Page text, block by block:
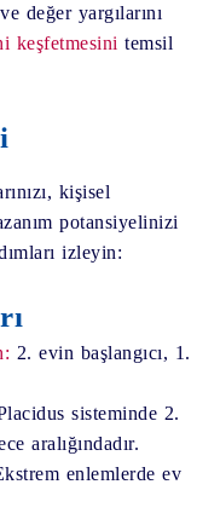
değer yargılarını
keşfetmesini temsil
kişisel
potansiyelinizi
izleyin:
2. evin başlangıcı, 1.
sisteminde 2.
aralığındadır.
enlemlerde ev